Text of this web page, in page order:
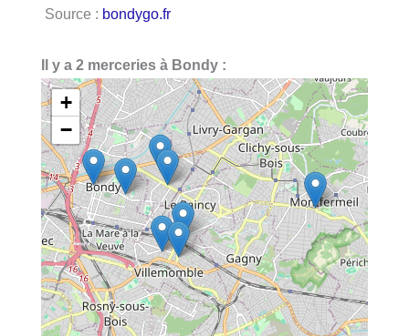
Source : bondygo.fr
Il y a 2 merceries à Bondy :
+
−